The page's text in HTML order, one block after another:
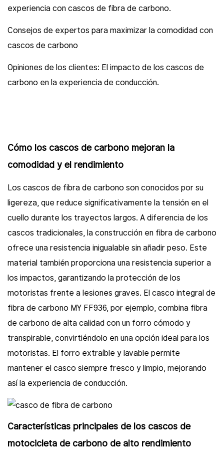
experiencia con cascos de fibra de carbono.
Consejos de expertos para maximizar la comodidad con
cascos de carbono
Opiniones de los clientes: El impacto de los cascos de
carbono en la experiencia de conducción.
Cómo los cascos de carbono mejoran la
comodidad y el rendimiento
Los cascos de fibra de carbono son conocidos por su
ligereza, que reduce significativamente la tensión en el
cuello durante los trayectos largos. A diferencia de los
cascos tradicionales, la construcción en fibra de carbono
ofrece una resistencia inigualable sin añadir peso. Este
material también proporciona una resistencia superior a
los impactos, garantizando la protección de los
motoristas frente a lesiones graves. El casco integral de
fibra de carbono MY FF936, por ejemplo, combina fibra
de carbono de alta calidad con un forro cómodo y
transpirable, convirtiéndolo en una opción ideal para los
motoristas. El forro extraíble y lavable permite
mantener el casco siempre fresco y limpio, mejorando
así la experiencia de conducción.
Características principales de los cascos de
motocicleta de carbono de alto rendimiento